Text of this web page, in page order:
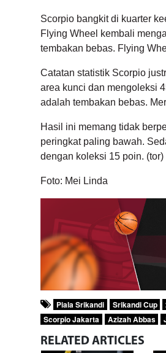
Scorpio bangkit di kuarter
Flying Wheel kembali
tembakan bebas. Flying
Catatan statistik Scorpio
area kunci dan mengoleksi
adalah tembakan bebas.
Hasil ini memang tidak
peringkat paling bawah.
dengan koleksi 15 poin. (tor)
Foto: Mei Linda
Piala Srikandi Srikandi Cup
Scorpio Jakarta
Azizah Abbas
RELATED ARTICLES